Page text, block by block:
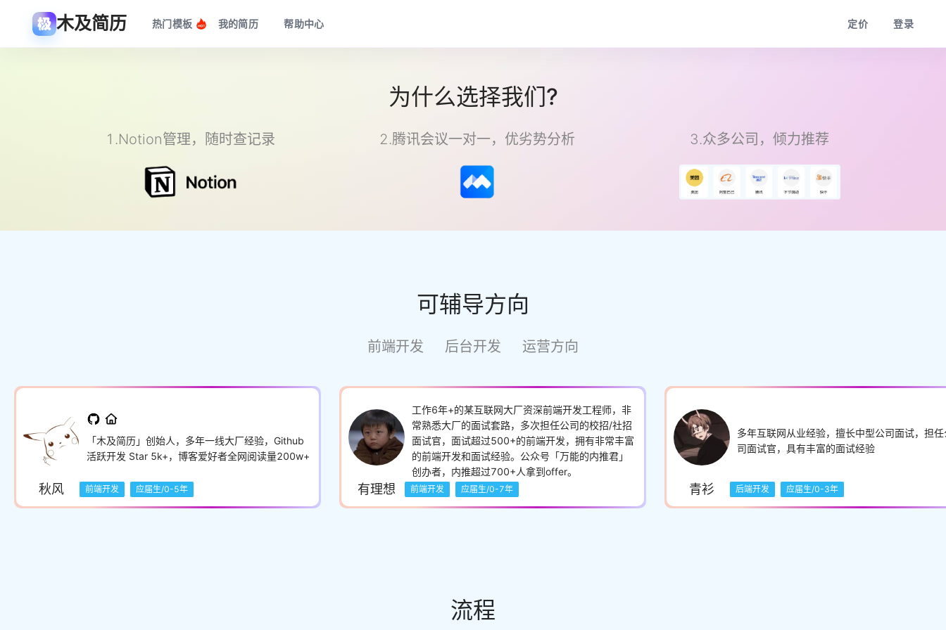
木及简历 热门模板 我的简历 帮助中心 定价 登录
为什么选择我们?
1.Notion管理，随时查记录 2.腾讯会议一对一，优劣势分析 3.众多公司，倾力推荐
可辅导方向
前端开发 后台开发 运营方向
「木及简历」创始人，多年一线大厂经验，Github
活跃开发 Star 5k+，博客爱好者全网阅读量200w+
秋风 前端开发 应届生/0-5年
工作6年+的某互联网大厂资深前端开发工程师，非
常熟悉大厂的面试套路，多次担任公司的校招/社招
面试官，面试超过500+的前端开发，拥有非常丰富
的前端开发和面试经验。公众号「万能的内推君」
创办者，内推超过700+人拿到offer。
有理想 前端开发 应届生/0-7年
多年互联网从业经验，擅长中型公司面试，担任
司面试官，具有丰富的面试经验
青衫 后端开发 应届生/0-3年
流程